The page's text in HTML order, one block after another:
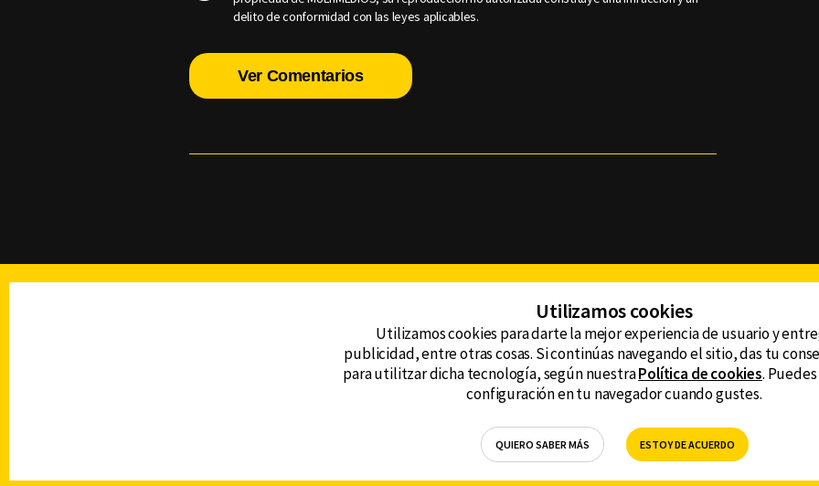
delito de conformidad con las leyes aplicables.
Ver Comentarios
DERECHOS RESERVADOS © CANAL 6 2026
Prohibida la reproducción total o parcial, incluyendo
CONTACTO
AVISO DE PRIVACIDAD
AVISO LEGAL
DEFENSORÍA DE LAS AUDIENCIAS
Utilizamos cookies
Utilizamos cookies para darte la mejor experiencia de usuario y
publicidad, entre otras cosas. Si continúas navegando el sitio, das tu
para utilitzar dicha tecnología, según nuestraPolítica de cookies.
configuración en tu navegador cuando gustes.
QUIERO SABER MÁS ESTOY DE ACUERDO